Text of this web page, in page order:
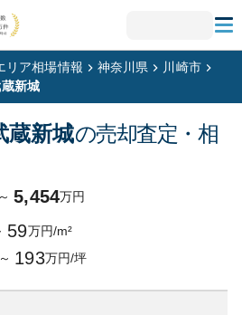
リア相場情報 神奈川県
川崎市
新城
蔵新城の売却査定・相
～ 5,454万円
59万円/m²
～ 193万円/坪